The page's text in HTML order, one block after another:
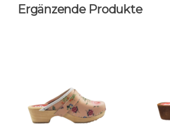
Ergänzende Produkte